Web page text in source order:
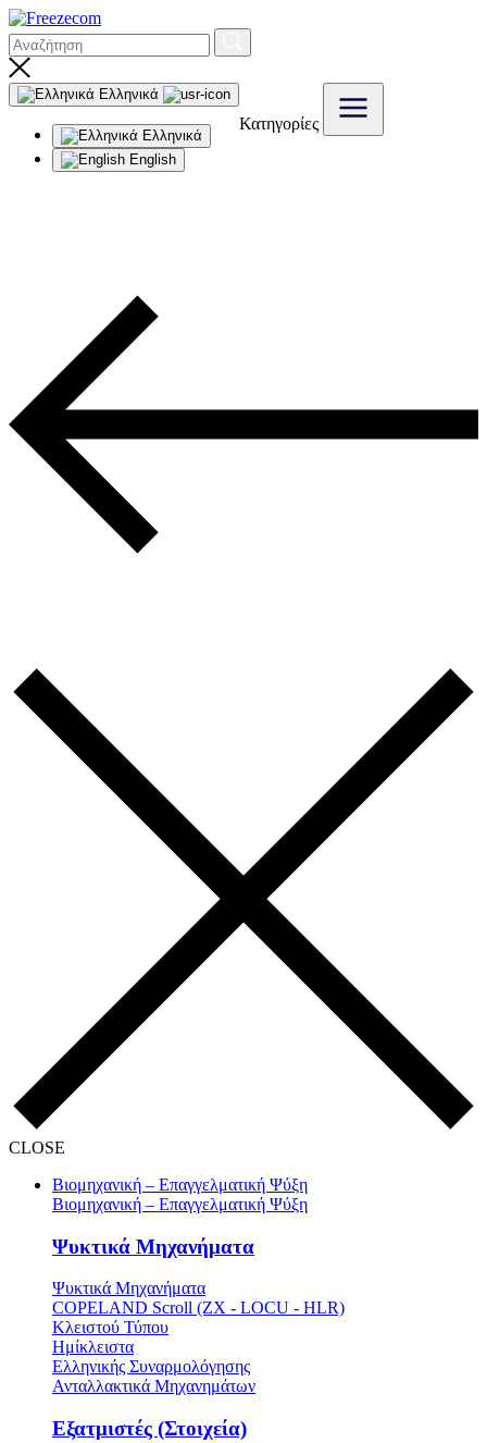
Ελληνικά
Ελληνικά
English
Κατηγορίες
CLOSE
Βιομηχανική – Επαγγελματική Ψύξη
Βιομηχανική – Επαγγελματική Ψύξη
Ψυκτικά Μηχανήματα
Ψυκτικά Μηχανήματα
COPELAND Scroll (ZX - LOCU - HLR)
Κλειστού Τύπου
Ημίκλειστα
Ελληνικής Συναρμολόγησης
Ανταλλακτικά Μηχανημάτων
Εξατμιστές (Στοιχεία)